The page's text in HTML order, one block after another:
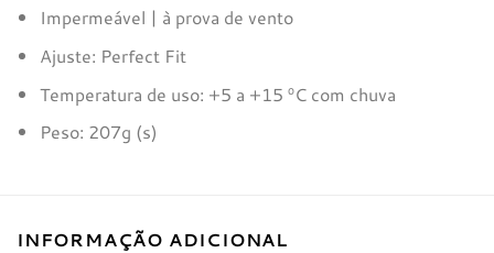
Impermeável | à prova de vento
Ajuste: Perfect Fit
Temperatura de uso: +5 a +15 ºC com chuva
Peso: 207g (s)
INFORMAÇÃO ADICIONAL